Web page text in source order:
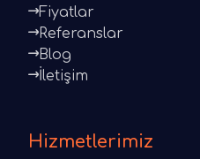
Fiyatlar
Referanslar
Blog
İletişim
Hizmetlerimiz